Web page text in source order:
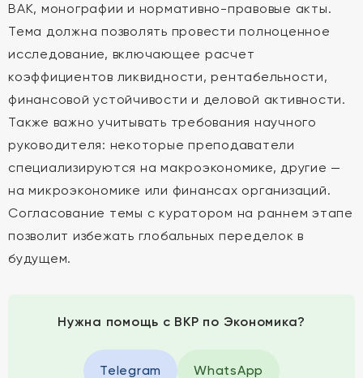
ВАК, монографии и нормативно-правовые акты.
Тема должна позволять провести полноценное
исследование, включающее расчет
коэффициентов ликвидности, рентабельности,
финансовой устойчивости и деловой активности.
Также важно учитывать требования научного
руководителя: некоторые преподаватели
специализируются на макроэкономике, другие —
на микроэкономике или финансах организаций.
Согласование темы с куратором на раннем этапе
позволит избежать глобальных переделок в
будущем.
Нужна помощь с ВКР по Экономика?
Telegram WhatsApp